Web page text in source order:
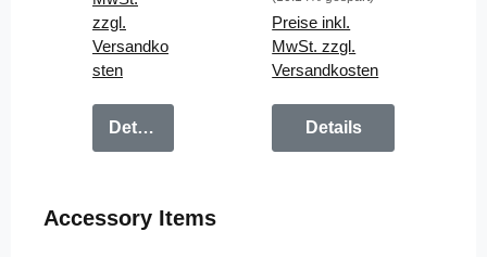
zzgl.
Versandko
sten
Details
Preise inkl.
MwSt. zzgl.
Versandkosten
Details
Produktgalerie überspringen
Accessory Items